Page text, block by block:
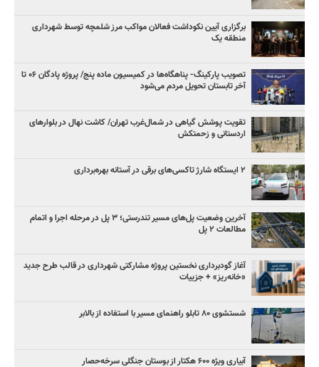
برگزاری آیین نکوداشت فعالان مواکب مرز شلمچه توسط شهرداری
منطقه یک
تصویب پارکینگ- پناهگاه‌ها در کمیسیون ماده پنج/ پروژه پادگان ۰۶ تا
آخر تابستان تحویل مردم می‌شود
تقویت پوشش گیاهی در شمال‌غرب تهران/ کاشت نهال در بلوارهای
اردستانی و زحمتکش
۲ ایستگاه شارژ تاکسی‌های برقی در آستانه بهره‌برداری
آخرین وضعیت پل‌های مسیر تندرستی؛ ۳ پل در مرحله اجرا و اتمام
مطالعات ۲ پل
آغاز گودبرداری نخستین پروژه مشارکتی شهرداری در قالب طرح جدید
«خانه‌ریز» + جزییات
شستشوی ۸۰ تابلو راهنمای مسیر با استفاده از بالابر
آبیاری ویژه ۶۰۰ هکتار از بوستان جنگلی سرخه‌حصار